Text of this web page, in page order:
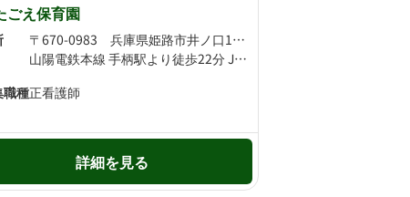
ごえ保育園
〒670-0983 兵庫県姫路市井ノ口184-1
山陽電鉄本線 手柄駅より徒歩22分 JR姫新線 播磨高岡駅より徒歩22分
職種正看護師
詳細を見る